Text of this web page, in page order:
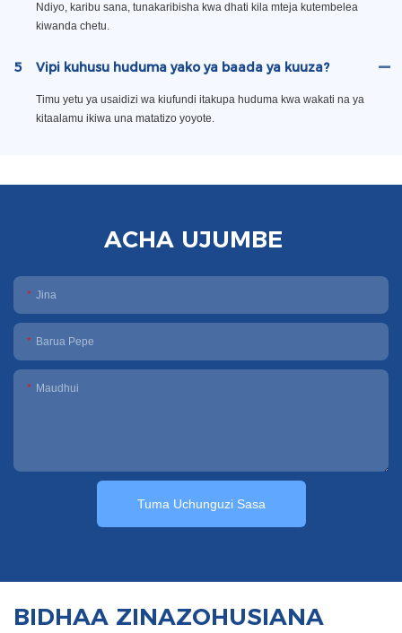
Ndiyo, karibu sana, tunakaribisha kwa dhati kila mteja kutembelea
kiwanda chetu.
5 Vipi kuhusu huduma yako ya baada ya kuuza?
Timu yetu ya usaidizi wa kiufundi itakupa huduma kwa wakati na ya
kitaalamu ikiwa una matatizo yoyote.
ACHA UJUMBE
Jina
Barua Pepe
Maudhui
Tuma Uchunguzi Sasa
BIDHAA ZINAZOHUSIANA